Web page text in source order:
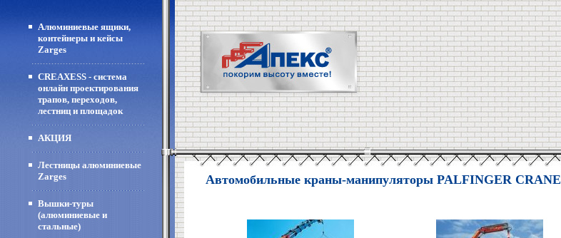
Алюминиевые ящики,
контейнеры и кейсы
Zarges
CREAXESS - система
онлайн проектирования
трапов, переходов,
лестниц и площадок
АКЦИЯ
Лестницы алюминиевые
Zarges
Вышки-туры
(алюминиевые и
стальные)
Автомобильные краны-манипуляторы PALFINGER CRANE